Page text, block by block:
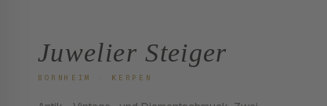
Juwelier Steiger
BORNHEIM · KERPEN